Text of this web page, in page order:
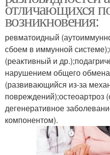
отличающихся
возникновения:
ревматоидный
сбоем в иммунной
(реактивный и
нарушением общего
(развивающийся из-за
повреждений);остеоартроз
дегенеративное
компонентом).